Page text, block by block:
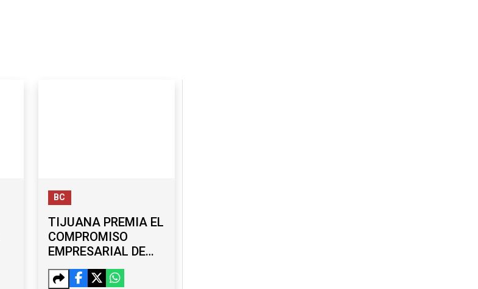
BC
TIJUANA PREMIA EL
COMPROMISO
EMPRESARIAL DE
TIDI POSEY CON
DISTINTIVO ACORDE